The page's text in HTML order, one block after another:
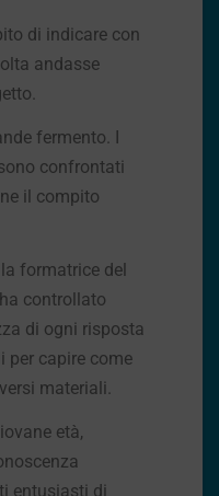
di indicare con
andasse
fermento. I
confrontati
il compito
formatrice del
controllato
di ogni risposta
per capire come
materiali.
età,
entusiasti di